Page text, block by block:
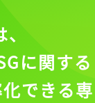
に関する
できる